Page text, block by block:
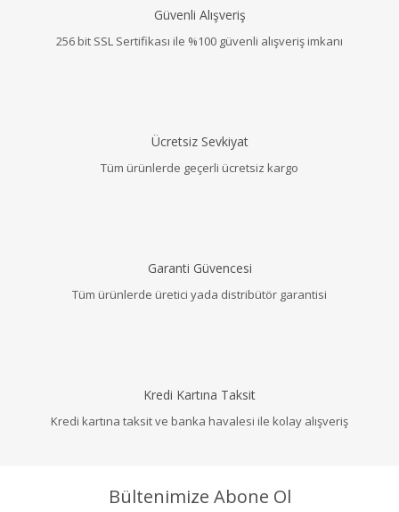
Güvenli Alışveriş
256 bit SSL Sertifikası ile %100 güvenli alışveriş imkanı
Ücretsiz Sevkiyat
Tüm ürünlerde geçerli ücretsiz kargo
Garanti Güvencesi
Tüm ürünlerde üretici yada distribütör garantisi
Kredi Kartına Taksit
Kredi kartına taksit ve banka havalesi ile kolay alışveriş
Bültenimize Abone Ol